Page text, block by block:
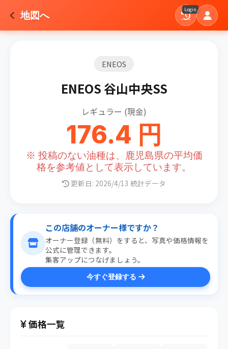
地図へ Login
ENEOS
ENEOS 谷山中央SS
レギュラー (現金)
176.4 円
※ 投稿のない油種は、鹿児島県の平均価
格を参考値として表示しています。
更新日: 2026/4/13 統計データ
この店舗のオーナー様ですか？
オーナー登録（無料）をすると、写真や価格情報を
公式に管理できます。
集客アップにつなげましょう。
今すぐ登録する
価格一覧